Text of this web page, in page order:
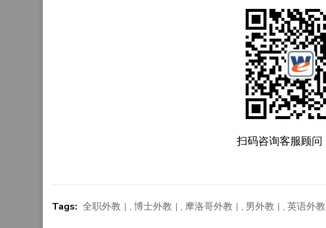
扫码咨询客服顾问
Tags: 全职外教 , 博士外教 , 摩洛哥外教 , 男外教 , 英语外教